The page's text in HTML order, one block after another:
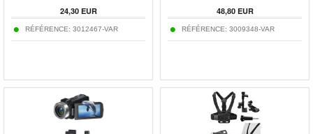
24,30EUR
RÉFÉRENCE: 3012467-VAR
48,80EUR
RÉFÉRENCE: 3009348-VAR